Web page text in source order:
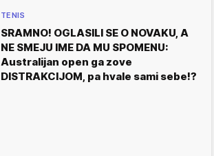
TENIS
SRAMNO! OGLASILI SE O NOVAKU, A
NE SMEJU IME DA MU SPOMENU:
Australijan open ga zove
DISTRAKCIJOM, pa hvale sami sebe!?